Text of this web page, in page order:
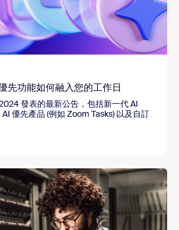
先功能如何融入您的工作日
發表的最新公告，包括新一代 AI
優先產品 (例如 Zoom Tasks) 以及自訂